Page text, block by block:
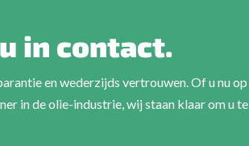
in contact.
en wederzijds vertrouwen. Of u nu op
in de olie-industrie, wij staan klaar om u te